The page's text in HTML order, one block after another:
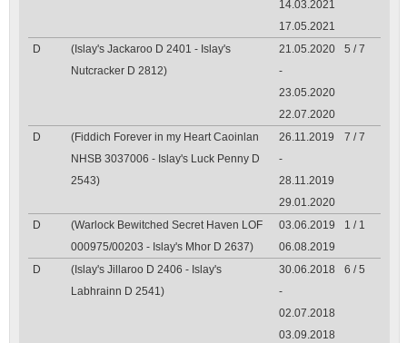
14.03.2021
17.05.2021
D
(Islay's Jackaroo D 2401 - Islay's
Nutcracker D 2812)
21.05.2020
-
23.05.2020
22.07.2020
5 / 7
D
(Fiddich Forever in my Heart Caoinlan
NHSB 3037006 - Islay's Luck Penny D
2543)
26.11.2019
-
28.11.2019
29.01.2020
7 / 7
D
(Warlock Bewitched Secret Haven LOF
000975/00203 - Islay's Mhor D 2637)
03.06.2019
06.08.2019
1 / 1
D
(Islay's Jillaroo D 2406 - Islay's
Labhrainn D 2541)
30.06.2018
-
02.07.2018
03.09.2018
6 / 5